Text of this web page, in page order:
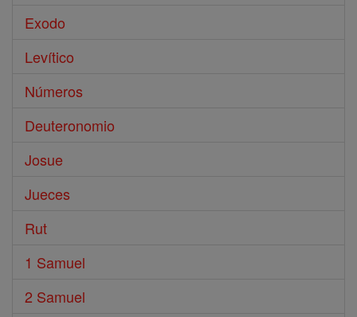
Exodo
Levítico
Números
Deuteronomio
Josue
Jueces
Rut
1 Samuel
2 Samuel